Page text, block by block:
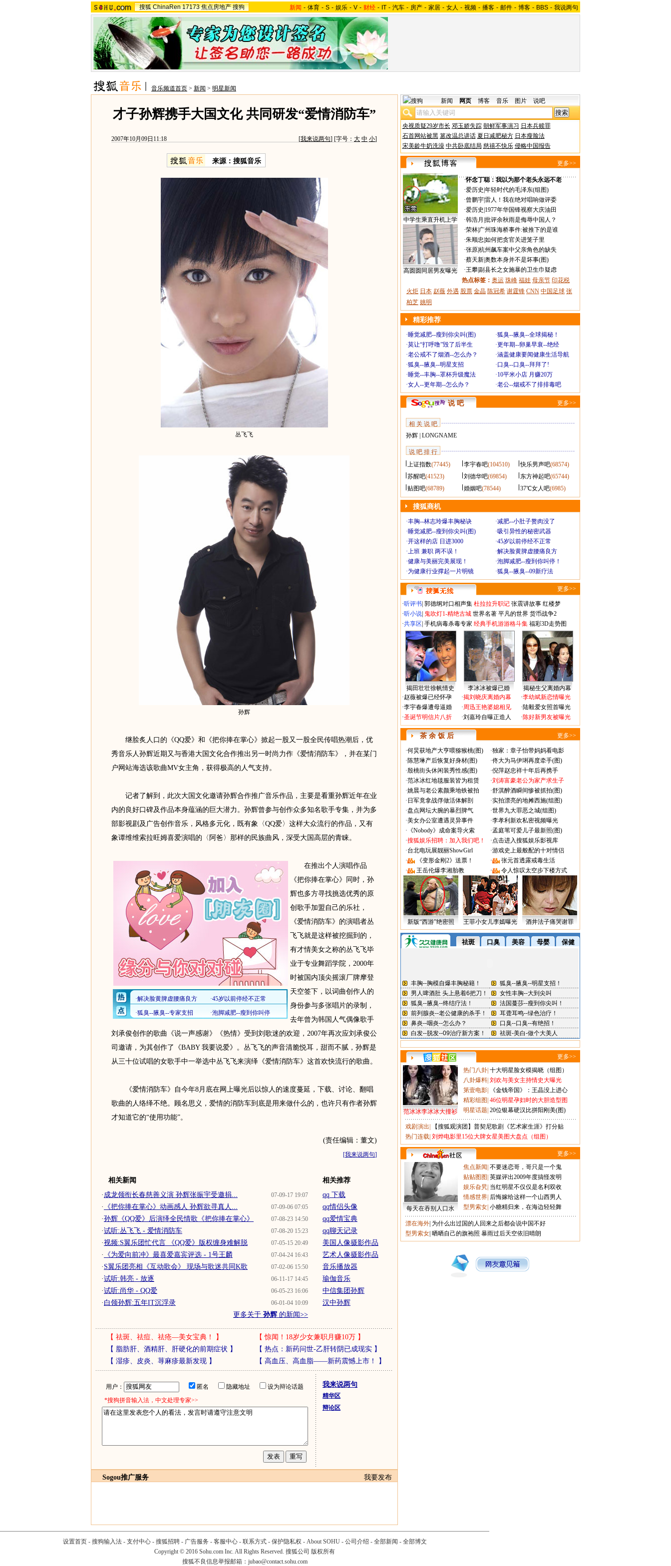
搜狐 ChinaRen 17173 焦点房地产 搜狗 新闻 - 体育 - S - 娱乐 - V - 财经 - IT - 汽车 - 房产 - 家居 - 女人 - 视频 - 播客 - 邮件 - 博客 - BBS - 我说两句
音乐频道首页 > 新闻 > 明星新闻
才子孙辉携手大国文化 共同研发“爱情消防车”
2007年10月09日11:18 [我来说两句] [字号： 大 中 小]
来源：搜狐音乐
丛飞飞
孙辉
继脍炙人口的《QQ爱》和《把你捧在掌心》掀起一股又一股全民传唱热潮后，优
秀音乐人孙辉近期又与香港大国文化合作推出另一时尚力作《爱情消防车》，并在某门
户网站海选该歌曲MV女主角，获得极高的人气支持。
记者了解到，此次大国文化邀请孙辉合作推广音乐作品，主要是看重孙辉近年在业
内的良好口碑及作品本身蕴涵的巨大潜力。孙辉曾参与创作众多知名歌手专集，并为多
部影视剧及广告创作音乐，风格多元化，既有象〈QQ爱〉这样大众流行的作品，又有
象谭维维索拉旺姆喜爱演唱的〈阿爸〉那样的民族曲风，深受大国高层的青睐。
在推出个人演唱作品
《把你捧在掌心》同时，孙
辉也多方寻找挑选优秀的原
创歌手加盟自己的乐社，
《爱情消防车》的演唱者丛
飞飞就是这样被挖掘到的，
有才情美女之称的丛飞飞毕
业于专业舞蹈学院，2000年
时被国内顶尖摇滚厂牌摩登
天空签下，以词曲创作人的
身份参与多张唱片的录制，
去年曾为韩国人气偶像歌手
刘承俊创作的歌曲《说一声感谢》《热情》受到刘歌迷的欢迎，2007年再次应刘承俊公
司邀请，为其创作了《BABY 我要说爱》。丛飞飞的声音清脆悦耳，甜而不腻，孙辉是
从三十位试唱的女歌手中一举选中丛飞飞来演绎《爱情消防车》这首欢快流行的歌曲。
《爱情消防车》自今年8月底在网上曝光后以惊人的速度蔓延，下载、讨论、翻唱
歌曲的人络绎不绝。顾名思义，爱情的消防车到底是用来做什么的，也许只有作者孙辉
才知道它的“使用功能”。
(责任编辑：董文)
[我来说两句]
相关新闻
07-09-17 19:07
· 成龙领衔长春慈善义演 孙辉张振宇受邀捐...
07-09-06 07:05
· 《把你捧在掌心》动画感人 孙辉欲寻真人...
07-08-23 14:50
·孙辉《QQ爱》后演绎全民情歌《把你捧在掌心》
07-08-20 15:23
·试听:丛飞飞 - 爱情消防车
07-05-15 20:49
·视频:S翼乐团忙代言 《QQ爱》版权缠身难解脱
07-04-24 16:43
· 《为爱向前冲》最喜爱嘉宾评选 - 1号王麟
07-02-06 15:50
· S翼乐团亮相《互动歌会》 现场与歌迷共同K歌
06-11-17 14:45
·试听:韩亮 - 放逐
06-05-23 16:06
·试听:尚华 - QQ爱
06-01-04 10:09
· 白领孙辉:五年IT沉浮录
更多关于 孙辉 的新闻>>
相关推荐
qq 下载
qq情侣头像
qq爱情宝典
qq聊天记录
美国人像摄影作品
艺术人像摄影作品
音乐播放器
瑜伽音乐
中信集团孙辉
汉中孙辉
【 祛斑、祛痘、祛疮—美女宝典！ 】 【惊闻！18岁少女兼职月赚10万】
【 脂肪肝、酒精肝、肝硬化的前期症状 】 【 热点：新药问世-乙肝转阴已成现实】
【 湿疹、皮炎、荨麻疹最新发现】 【 高血压、高血脂——新药震憾上市！ 】
用户： 匿名 隐藏地址
设为辩论话题
*搜狗拼音输入法，中文处理专家>>
我来说两句
精华区
辩论区
我要发布
Sogou推广服务
新闻 网页 博客 音乐 图片 说吧
央视质疑29岁市长 邓玉娇失踪 朝鲜军事演习 日本兵赎罪
石首网站被黑 篡改温总讲话 夏日减肥秘方 日本瘦脸法
宋美龄牛奶洗澡 中共卧底结局 慈禧不快乐 侵略中国报告
更多>>
中学生乘直升机上学
高圆圆同居男友曝光
·怀念丁聪：我以为那个老头永远不老
·爱历史 年轻时代的毛泽东(组图)
·曾鹏宇|雷人！我在绝对唱响做评委
·爱历史 1977年华国锋视察大庆油田
·韩浩月 批评余秋雨是侮辱中国人？
·荣林| 广州珠海桥事件:被推下的是谁
·朱顺忠 如何把贪官关进笼子里
·张原|杭州飙车案中父亲角色的缺失
·蔡天新|奥数本身并不是坏事(图)
·王攀|副县长之女施暴的卫生巾疑虑
热点标签： 奥运 珠峰 福娃 母亲节 印花税
火炬 日本 赵薇 外遇 股票 金晶 陈冠希 谢霆锋 CNN 中国足球 张
柏芝 姚明
精彩推荐
·睡觉减肥--瘦到你尖叫(图) ·狐臭--腋臭--全球揭秘！
·莫让“打呼噜”毁了后半生 ·更年期--卵巢早衰--绝经
·老公戒不了烟酒--怎么办？ ·涵盖健康要闻健康生活导航
·狐臭--腋臭--明星支招 ·口臭--口臭--拜拜了!
·睡觉--丰胸--罩杯升级魔法 ·10平米小店 月赚20万
·女人--更年期--怎么办？ ·老公--烟戒不了排排毒吧
说 吧 更多>>
相 关 说 吧
孙辉| LONGNAME
说 吧 排 行
上证指数(77445) 李宇春吧(104510) 快乐男声吧(68574)
苏醒吧(41523) 刘德华吧(69854) 东方神起吧(65744)
贴图吧(68789) 婚姻吧(78544) 37℃女人吧(6985)
搜狐商机
·丰胸--林志玲爆丰胸秘诀 ·减肥--小肚子赘肉没了
·睡觉减肥--瘦到你尖叫(图) ·吸引异性的秘密武器
·开这样的店 日进3000 ·45岁以前停经不正常
·上班 兼职 两不误！ ·解决脸黄脾虚腰痛良方
·健康与美丽完美展现！ ·泡脚减肥--瘦到你叫停！
·为健康行业撑起一片明镜 ·狐臭--腋臭--09新疗法
更多>>
·听评书 郭德纲对口相声集 杜拉拉升职记 张震讲故事 红楼梦
·听小说 鬼吹灯1-精绝古城 世界名著 平凡的世界 货币战争2
·共享区 手机病毒杀毒专家 经典手机游游格斗集 福彩3D走势图
揭田壮壮徐帆情史 李冰冰被爆已婚
揭秘生父离婚内幕
·赵薇被爆已经怀孕
·李宇春爆遭母逼婚
·圣诞节明信片八折
·揭刘晓庆离婚内幕
·周迅王艳婆媳相见
·刘嘉玲自曝正造人
·李幼斌新恋情曝光
·陆毅爱女照首曝光
·陈好新男友被曝光
茶 余 饭 后 更多>>
·何炅获地产大亨喂猕猴桃(图) ·独家：章子怡带妈妈看电影
·陈慧琳产后恢复好身材(图) ·佟大为马伊琍再度牵手(图)
·殷桃街头休闲装秀性感(图) ·倪萍赵忠祥十年后再携手
·范冰冰红地毯服装皆为租赁 ·刘涛富豪老公为家产求生子
·姚晨与老公素颜乘地铁被拍 ·舒淇醉酒瞬间惨被抓拍(图)
· 日军竟拿战俘做活体解剖 ·实拍漂亮的地摊西施(组图)
·盘点网坛大腕的暴烈脾气 ·世界九大罪恶之城(组图)
·美女办公室遭遇灵异事件 ·李孝利新欢私密视频曝光
· 《Nobody》成命案导火索 ·孟庭苇可爱儿子最新照(图)
·搜狐娱乐招聘：加入我们吧！ ·点击进入搜狐娱乐影视库
·台北电玩展靓丽ShowGirl ·游戏史上最般配的十对情侣
·
《变形金刚2》送票！ ·
张元首透露戒毒生活
·
王岳伦爆李湘胎教 · 令人惊叹太空步下楼方式
新版“西游”绝密照 王菲小女儿李嫣曝光 酒井法子痛哭谢罪
更多>>
范冰冰李冰冰大撞衫
热门八卦 十大明星脸女模揭晓（组图）
八卦爆料 刘欢与美女主持情史大曝光
第壹电影
《金钱帝国》：王晶没上进心
精彩组图 46位明星孕妇时的大胆造型图
明星话题 20位银幕硬汉比拼阳刚美(图)
戏剧演出
【搜狐观演团】普契尼歌剧《艺术家生涯》打分贴
热门连载 刘烨电影里15位大牌女星美图大盘点（组图）
更多>>
每天在吞别人口水
焦点新闻 不要迷恋哥，哥只是一个鬼
贴贴图图 英媒评出2009年度搞怪发明
娱乐旮旯 当红明星不仅仅是名利双收
情感世界 后悔嫁给这样一个山西男人
型男索女 小糖精归来，在海边轻轻舞
漂在海外 为什么出过国的人回来之后都会说中国不好
型男索女 晒晒自己的旗袍照 暴雨过后天空依旧晴朗
设置首页- 搜狗输入法- 支付中心- 搜狐招聘- 广告服务 - 客服中心- 联系方式- 保护隐私权 - About SOHU- 公司介绍 - 全部新闻 - 全部博文
Copyright © 2016 Sohu.com Inc. All Rights Reserved. 搜狐公司 版权所有
搜狐不良信息举报邮箱： jubao@contact.sohu.com